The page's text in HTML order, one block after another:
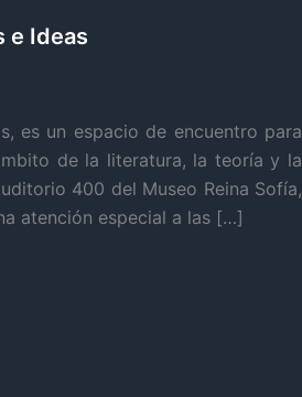
e Ideas
es un espacio de encuentro para
de la literatura, la teoría y la
400 del Museo Reina Sofía,
atención especial a las […]